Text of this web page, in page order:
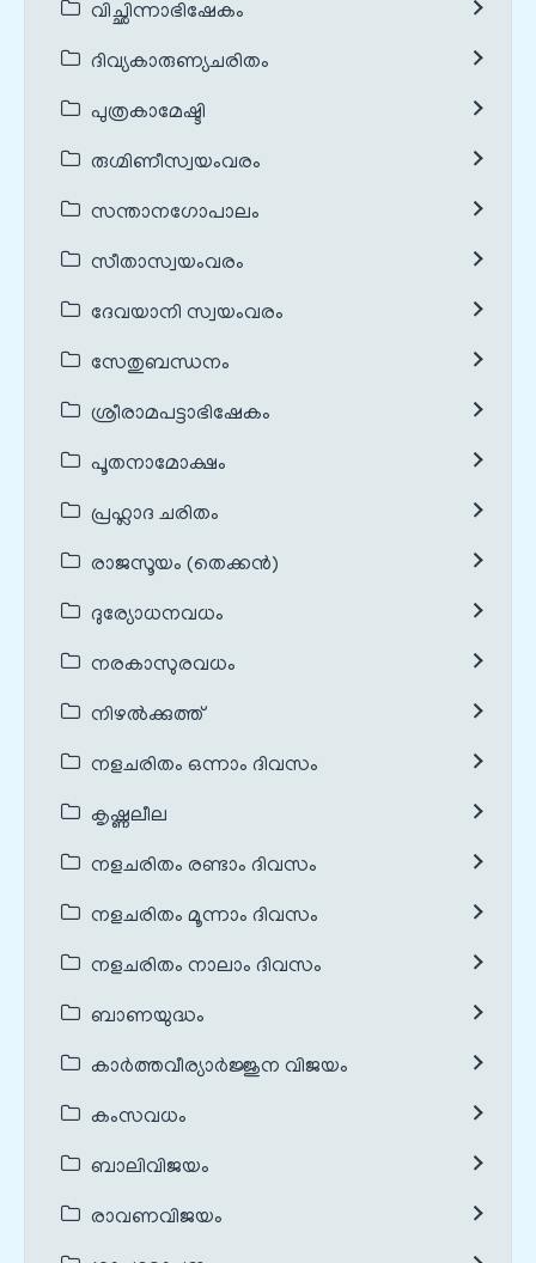
വിച്ഛിന്നാഭിഷേകം
ദിവ്യകാരുണ്യചരിതം
പുത്രകാമേഷ്ടി
രുഗ്മിണീസ്വയംവരം
സന്താനഗോപാലം
സീതാസ്വയംവരം
ദേവയാനി സ്വയംവരം
സേതുബന്ധനം
ശ്രീരാമപട്ടാഭിഷേകം
പൂതനാമോക്ഷം
പ്രഹ്ലാദ ചരിതം
രാജസൂയം (തെക്കൻ)
ദുര്യോധനവധം
നരകാസുരവധം
നിഴൽക്കുത്ത്
നളചരിതം ഒന്നാം ദിവസം
കൃഷ്ണലീല
നളചരിതം രണ്ടാം ദിവസം
നളചരിതം മൂന്നാം ദിവസം
നളചരിതം നാലാം ദിവസം
ബാണയുദ്ധം
കാർത്തവീര്യാർജ്ജുന വിജയം
കംസവധം
ബാലിവിജയം
രാവണവിജയം